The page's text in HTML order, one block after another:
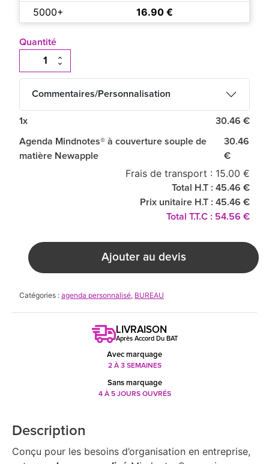
5000+
16.90 €
Quantité
Commentaires/Personnalisation
1x 30.46 €
Agenda Mindnotes® à couverture souple de
matière Newapple
30.46
€
Frais de transport : 15.00 €
Total H.T : 45.46 €
Prix unitaire H.T : 45.46 €
Total T.T.C : 54.56 €
Ajouter au devis
Catégories : agenda personnalisé, BUREAU
LIVRAISON
Après Accord Du BAT
Avec marquage
2 À 3 SEMAINES
Sans marquage
4 À 5 JOURS OUVRÉS
Description
Conçu pour les besoins d’organisation en entreprise,